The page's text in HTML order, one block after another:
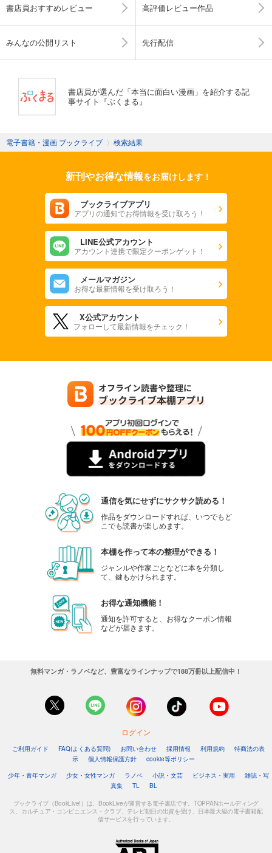
書店員おすすめレビュー 高評価レビュー作品
みんなの公開リスト 先行配信
書店員が選んだ「本当に面白い漫画」を紹介する記
事サイト『ぶくまる』
電子書籍・漫画 ブックライブ 〉 検索結果
新刊やお得な情報をお届けします！
ブックライブアプリ
アプリの通知でお得情報を受け取ろう！
LINE公式アカウント
アカウント連携で限定クーポンゲット！
メールマガジン
お得な最新情報を受け取ろう！
X公式アカウント
フォローして最新情報をチェック！
通信を気にせずにサクサク読める！
作品をダウンロードすれば、いつでもど
こでも読書が楽しめます。
本棚を作って本の整理ができる！
ジャンルや作家ごとなどに本を分類し
て、鍵もかけられます。
お得な通知機能！
通知を許可すると、お得なクーポン情報
などが届きます。
無料マンガ・ラノベなど、豊富なラインナップで188万冊以上配信中！
ログイン
ご利用ガイド FAQ(よくある質問) お問い合わせ 採用情報 利用規約
特商法の表
示
個人情報保護方針
cookie等ポリシー
少年・青年マンガ
少女・女性マンガ ラノベ 小説・文芸 ビジネス・実用
雑誌・写
真集
TL BL
ブックライブ（BookLive!）は、BookLiveが運営する電子書店です。TOPPANホールディング
ス、カルチュア・コンビニエンス・クラブ、テレビ朝日の出資を受け、日本最大級の電子書籍配
信サービスを行っています。